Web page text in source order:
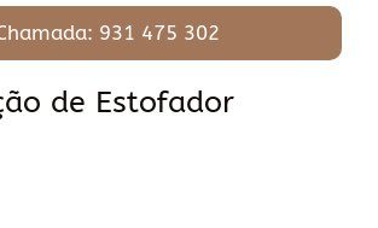
931 475 302
de Estofador